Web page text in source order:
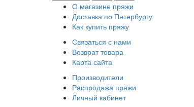
О магазине пряжи
Доставка по Петербургу
Как купить пряжу
Связаться с нами
Возврат товара
Карта сайта
Производители
Распродажа пряжи
Личный кабинет